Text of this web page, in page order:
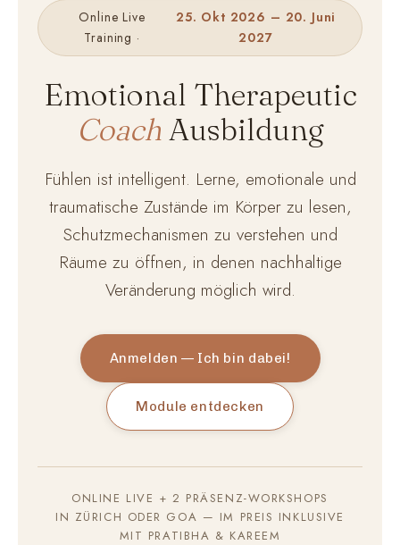
Online Live
Training ·
25. Okt 2026 – 20. Juni
2027
Emotional Therapeutic
CoachAusbildung
Fühlen ist intelligent. Lerne, emotionale und
traumatische Zustände im Körper zu lesen,
Schutzmechanismen zu verstehen und
Räume zu öffnen, in denen nachhaltige
Veränderung möglich wird.
Anmelden — Ich bin dabei!
Module entdecken
ONLINE LIVE + 2 PRÄSENZ-WORKSHOPS
IN ZÜRICH ODER GOA — IM PREIS INKLUSIVE
MIT PRATIBHA & KAREEM